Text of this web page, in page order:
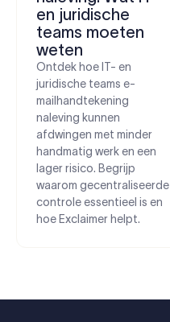
en juridische
teams moeten
weten
Ontdek hoe IT- en
juridische teams e-
mailhandtekening
naleving kunnen
afdwingen met minder
handmatig werk en een
lager risico. Begrijp
waarom gecentraliseerde
controle essentieel is en
hoe Exclaimer helpt.